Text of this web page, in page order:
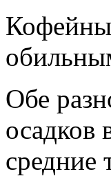
Обе
осадков
средние